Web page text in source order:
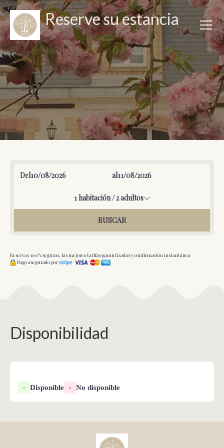
Reserve su estancia
Del al
1habitación /2adultos
BUSCAR
Reservas 100% seguras, las mejores tarifas garantizadas y confirmación instantánea
Pago asegurado por
Disponibilidad
- Disponible - No disponible